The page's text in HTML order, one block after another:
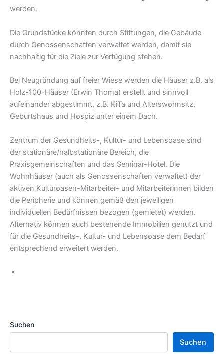
werden.
Die Grundstücke könnten durch Stiftungen, die Gebäude
durch Genossenschaften verwaltet werden, damit sie
nachhaltig für die Ziele zur Verfügung stehen.
Bei Neugründung auf freier Wiese werden die Häuser z.B. als
Holz-100-Häuser (Erwin Thoma) erstellt und sinnvoll
aufeinander abgestimmt, z.B. KiTa und Alterswohnsitz,
Geburtshaus und Hospiz unter einem Dach.
Zentrum der Gesundheits-, Kultur- und Lebensoase sind
der stationäre/halbstationäre Bereich, die
Praxisgemeinschaften und das Seminar-Hotel. Die
Wohnhäuser (auch als Genossenschaften ver­waltet) der
aktiven Kulturoasen-Mitarbeiter- und Mitarbeiterinnen bilden
die Peripherie und können ge­mäß den jeweiligen
individuellen Bedürfnissen bezogen (gemietet) werden.
Alternativ können auch bestehende Immobilien genutzt und
für die Ge­sundheits-, Kultur- und Le­bensoase dem Bedarf
ent­sprechend erweitert werden.
Suchen
Suchen